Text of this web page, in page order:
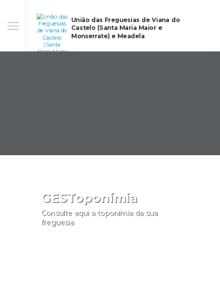
União das Freguesias de Viana do
Castelo (Santa Maria Maior e
Monserrate) e Meadela
GESToponímia
Consulte aqui a toponímia da sua
freguesia